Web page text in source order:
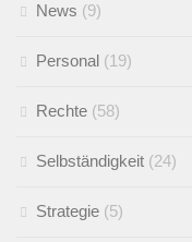
News (9)
Personal (19)
Rechte (58)
Selbständigkeit (24)
Strategie (5)